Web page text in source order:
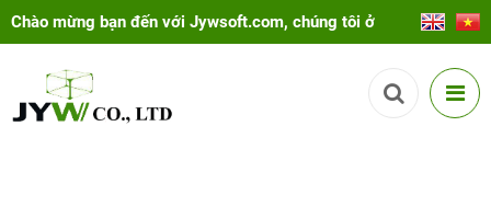
Chào mừng bạn đến với Jywsoft.com, chúng tôi ở
đây để giúp bạn!